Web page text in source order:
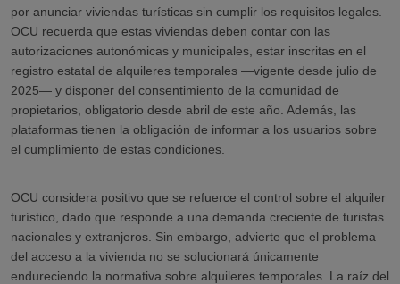
por anunciar viviendas turísticas sin cumplir los requisitos legales.
OCU recuerda que estas viviendas deben contar con las
autorizaciones autonómicas y municipales, estar inscritas en el
registro estatal de alquileres temporales —vigente desde julio de
2025— y disponer del consentimiento de la comunidad de
propietarios, obligatorio desde abril de este año. Además, las
plataformas tienen la obligación de informar a los usuarios sobre
el cumplimiento de estas condiciones.
OCU considera positivo que se refuerce el control sobre el alquiler
turístico, dado que responde a una demanda creciente de turistas
nacionales y extranjeros. Sin embargo, advierte que el problema
del acceso a la vivienda no se solucionará únicamente
endureciendo la normativa sobre alquileres temporales. La raíz del